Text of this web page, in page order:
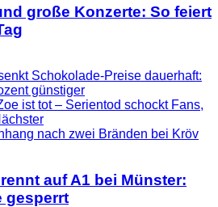
große Konzerte: So feiert
Schokolade-Preise dauerhaft:
günstiger
ist tot – Serientod schockt Fans,
auf A1 bei Münster:
gesperrt